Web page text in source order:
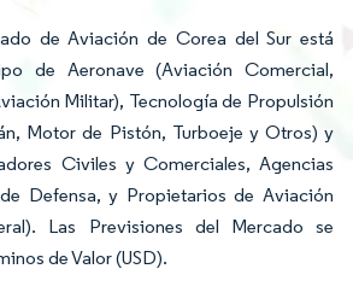
de Aviación de Corea del Sur está
de Aeronave (Aviación Comercial,
Militar), Tecnología de Propulsión
Motor de Pistón, Turboeje y Otros) y
Civiles y Comerciales, Agencias
Defensa, y Propietarios de Aviación
Las Previsiones del Mercado se
de Valor (USD).